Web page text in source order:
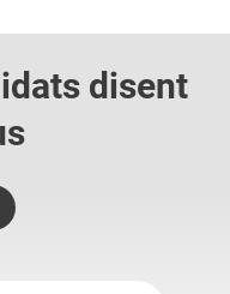
disent